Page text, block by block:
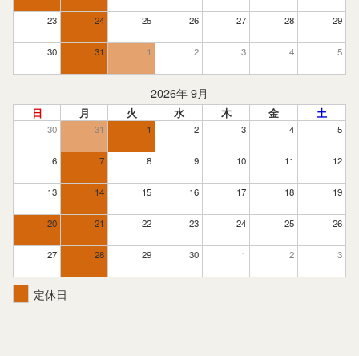
23 24 25 26 27 28 29
30 31 1 2 3 4 5
2026年 9月
日 月 火 水 木 金 土
30 31 1 2 3 4 5
6 7 8 9 10 11 12
13 14 15 16 17 18 19
20 21 22 23 24 25 26
27 28 29 30 1 2 3
定休日